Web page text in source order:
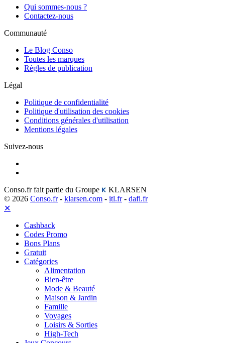
Qui sommes-nous ?
Contactez-nous
Communauté
Le Blog Conso
Toutes les marques
Règles de publication
Légal
Politique de confidentialité
Politique d'utilisation des cookies
Conditions générales d'utilisation
Mentions légales
Suivez-nous
Conso.fr fait partie du Groupe
KLARSEN
© 2026 Conso.fr- klarsen.com - itl.fr- dafi.fr
✕
Cashback
Codes Promo
Bons Plans
Gratuit
Catégories
Alimentation
Bien-être
Mode & Beauté
Maison & Jardin
Famille
Voyages
Loisirs & Sorties
High-Tech